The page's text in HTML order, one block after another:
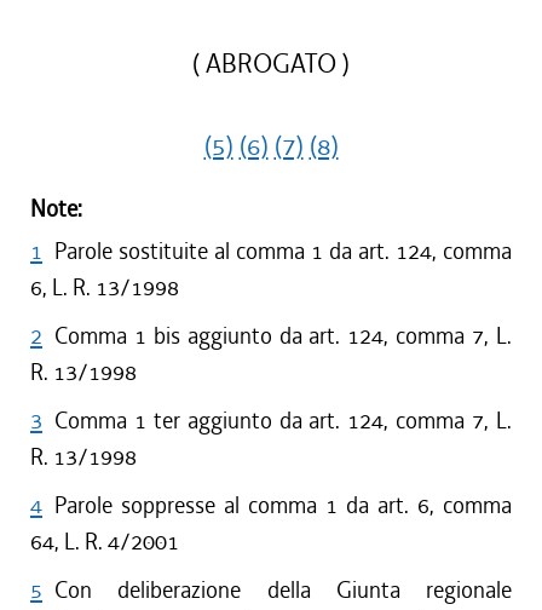
( ABROGATO )
(5) (6) (7) (8)
Note:
1 Parole sostituite al comma 1 da art. 124, comma
6, L. R. 13/1998
2 Comma 1 bis aggiunto da art. 124, comma 7, L.
R. 13/1998
3 Comma 1 ter aggiunto da art. 124, comma 7, L.
R. 13/1998
4 Parole soppresse al comma 1 da art. 6, comma
64, L. R. 4/2001
5 Con deliberazione della Giunta regionale